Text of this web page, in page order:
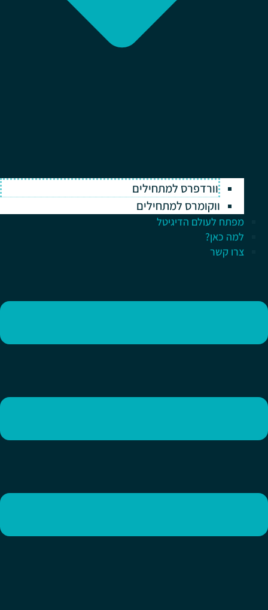
וורדפרס למתחילים
ווקומרס למתחילים
מפתח לעולם הדיגיטל
למה כאן?
צרו קשר